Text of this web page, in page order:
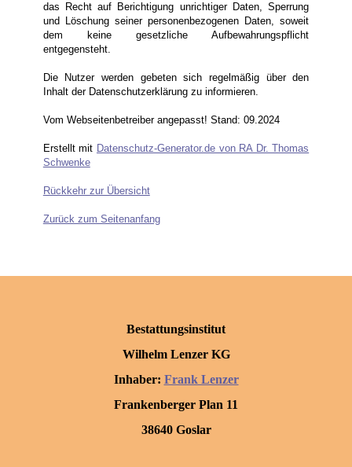
das Recht auf Berichtigung unrichtiger Daten, Sperrung
und Löschung seiner personenbezogenen Daten, soweit
dem keine gesetzliche Aufbewahrungspflicht
entgegensteht.
Die Nutzer werden gebeten sich regelmäßig über den
Inhalt der Datenschutzerklärung zu informieren.
Vom Webseitenbetreiber angepasst! Stand: 09.2024
Erstellt mit Datenschutz-Generator.de von RA Dr. Thomas
Schwenke
Rückkehr zur Übersicht
Zurück zum Seitenanfang
Bestattungsinstitut
Wilhelm Lenzer KG
Inhaber: Frank Lenzer
Frankenberger Plan 11
38640 Goslar